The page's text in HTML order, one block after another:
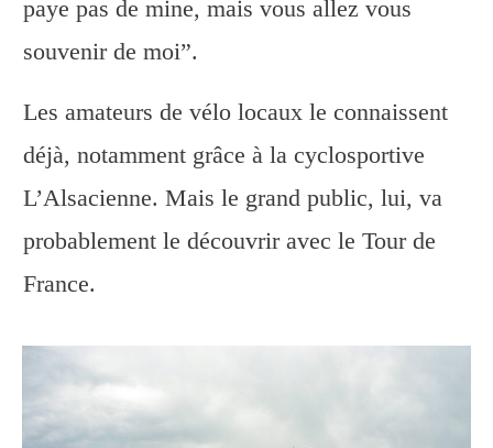
paye pas de mine, mais vous allez vous
souvenir de moi”.
Les amateurs de vélo locaux le connaissent
déjà, notamment grâce à la cyclosportive
L’Alsacienne. Mais le grand public, lui, va
probablement le découvrir avec le Tour de
France.